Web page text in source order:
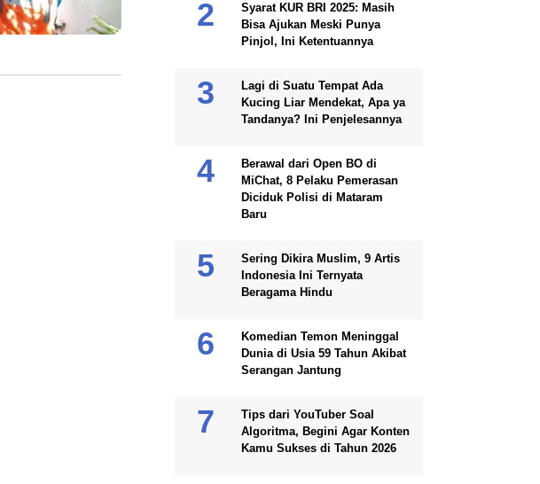
Syarat KUR BRI 2025: Masih
Bisa Ajukan Meski Punya
Pinjol, Ini Ketentuannya
Lagi di Suatu Tempat Ada
Kucing Liar Mendekat, Apa ya
Tandanya? Ini Penjelesannya
Berawal dari Open BO di
MiChat, 8 Pelaku Pemerasan
Diciduk Polisi di Mataram
Baru
Sering Dikira Muslim, 9 Artis
Indonesia Ini Ternyata
Beragama Hindu
Komedian Temon Meninggal
Dunia di Usia 59 Tahun Akibat
Serangan Jantung
Tips dari YouTuber Soal
Algoritma, Begini Agar Konten
Kamu Sukses di Tahun 2026